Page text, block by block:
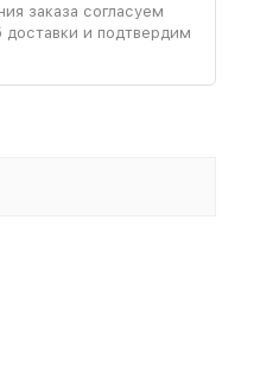
заказа согласуем
и подтвердим